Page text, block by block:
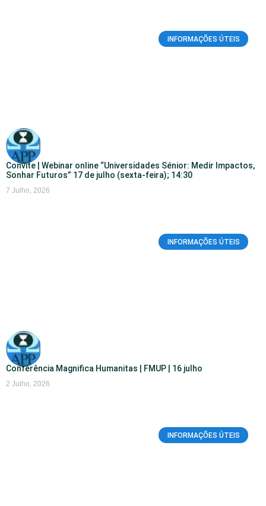
INFORMAÇÕES ÚTEIS
Convite | Webinar online “Universidades Sénior: Medir Impactos,
Sonhar Futuros” 17 de julho (sexta-feira); 14:30
7 Julho, 2026
INFORMAÇÕES ÚTEIS
Conferência Magnifica Humanitas | FMUP | 16 julho
2 Julho, 2026
INFORMAÇÕES ÚTEIS